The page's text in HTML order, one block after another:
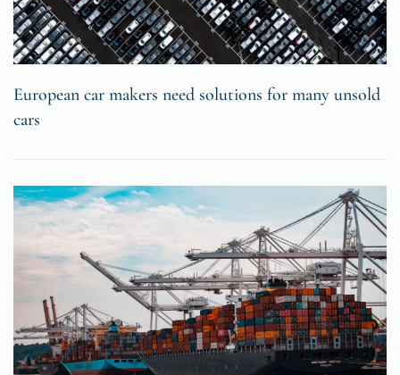
European car makers need solutions for many unsold
cars